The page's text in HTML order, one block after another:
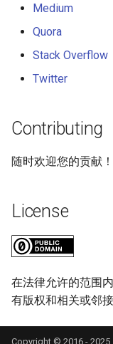
Medium
Quora
Stack Overflow
Twitter
Contributing
随时欢迎您的贡献！
License
在法律允许的范围内
有版权和相关或邻
Copyright © 2016 - 2025